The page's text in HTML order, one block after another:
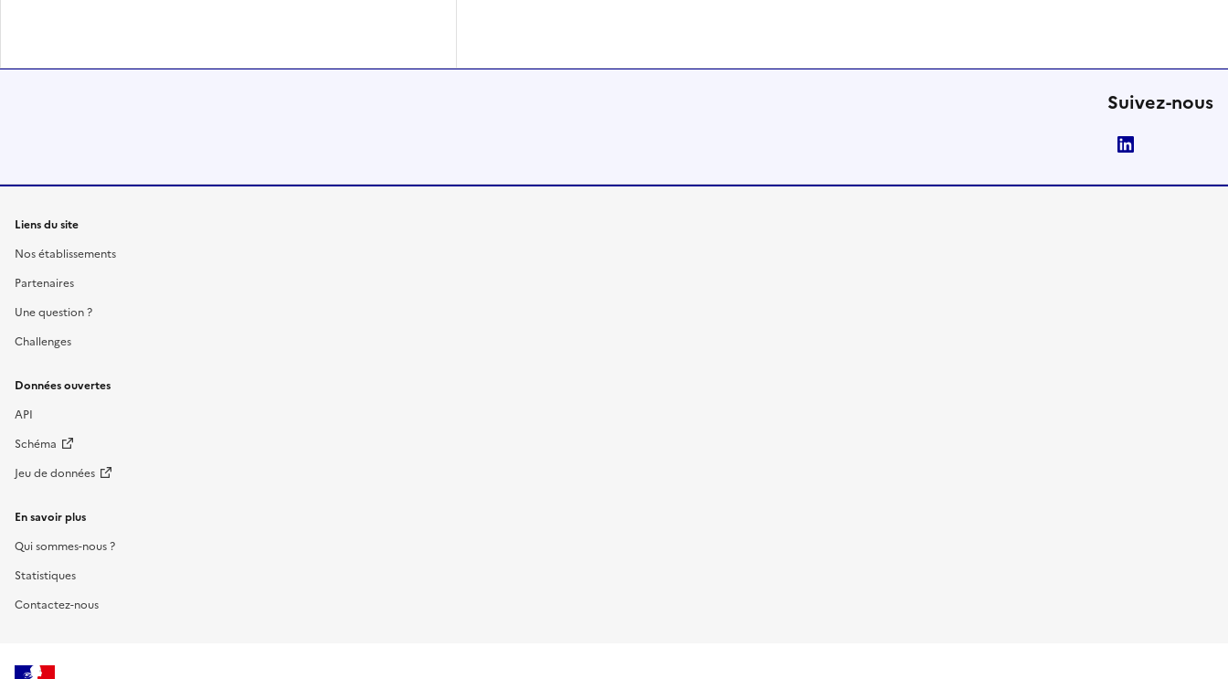
Suivez-nous
Liens du site
Nos établissements
Partenaires
Une question ?
Challenges
Données ouvertes
API
Schéma
Jeu de données
En savoir plus
Qui sommes-nous ?
Statistiques
Contactez-nous